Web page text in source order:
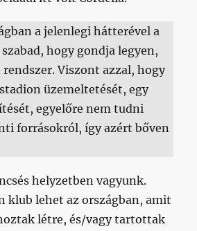
a jelenlegi hátterével a
hogy gondja legyen,
Viszont azzal, hogy
üzemeltetését, egy
egyelőre nem tudni
forrásokról, így azért bőven
helyzetben vagyunk.
klub lehet az országban, amit
létre, és/vagy tartottak